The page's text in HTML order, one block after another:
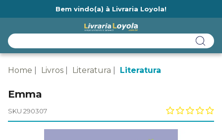
Bem vindo(a) à Livraria Loyola!
Home Livros Literatura Literatura
Emma
SKU 290307